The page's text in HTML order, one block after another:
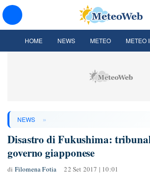
HOME NEWS METEO METEO
NEWS »
Disastro di Fukushima:
governo giapponese
di Filomena Fotia 22 Set 2017 | 10:01